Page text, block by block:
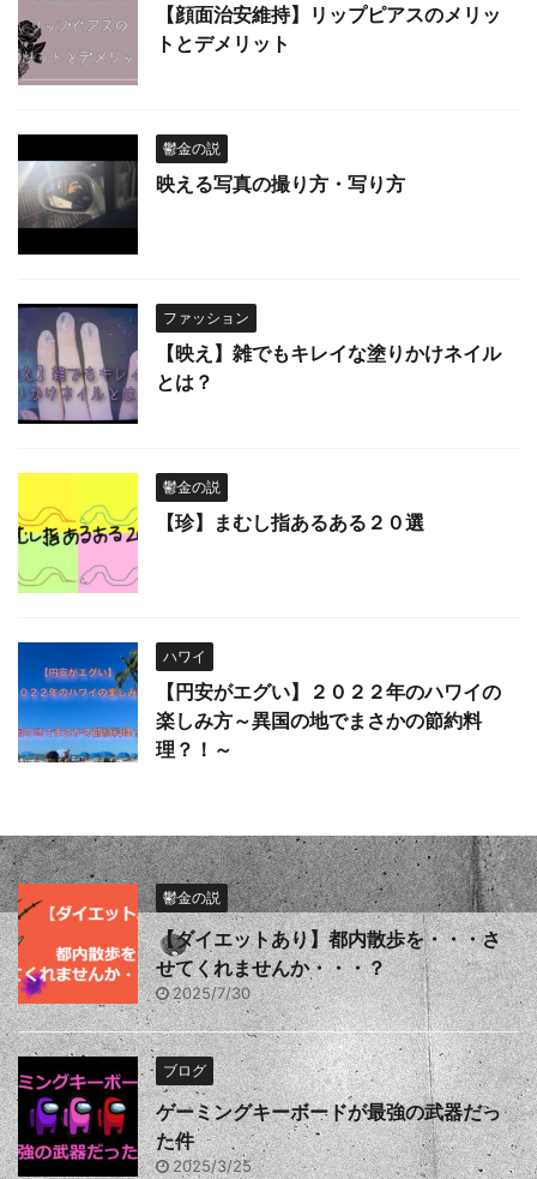
【顔面治安維持】リップピアスのメリッ
トとデメリット
鬱金の説
映える写真の撮り方・写り方
ファッション
【映え】雑でもキレイな塗りかけネイル
とは？
鬱金の説
【珍】まむし指あるある２０選
ハワイ
【円安がエグい】２０２２年のハワイの
楽しみ方～異国の地でまさかの節約料
理？！～
鬱金の説
【ダイエットあり】都内散歩を・・・さ
せてくれませんか・・・？
2025/7/30
ブログ
ゲーミングキーボードが最強の武器だっ
た件
2025/3/25